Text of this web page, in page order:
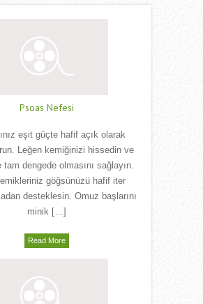
Psoas Nefesi
eşit güçte hafif açık olarak
Leğen kemiğinizi hissedin ve
tam dengede olmasını sağlayın.
göğsünüzü hafif iter
desteklesin. Omuz başlarını
minik […]
Read More